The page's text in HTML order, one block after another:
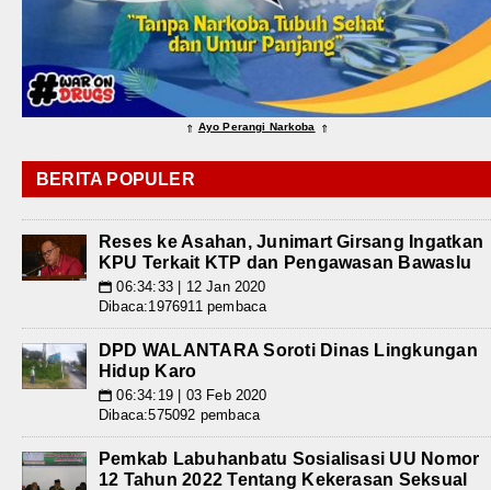
⇑ Ayo Perangi Narkoba ⇑
BERITA POPULER
Reses ke Asahan, Junimart Girsang Ingatkan
KPU Terkait KTP dan Pengawasan Bawaslu
📅 06:34:33 | 12 Jan 2020
Dibaca:1976911 pembaca
DPD WALANTARA Soroti Dinas Lingkungan
Hidup Karo
📅 06:34:19 | 03 Feb 2020
Dibaca:575092 pembaca
Pemkab Labuhanbatu Sosialisasi UU Nomor
12 Tahun 2022 Tentang Kekerasan Seksual